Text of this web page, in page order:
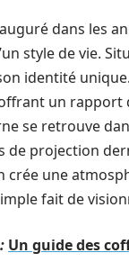
dans les
style de vie.
identité
un rapport
se retrouve
de projection
crée une
fait de
Un guide des